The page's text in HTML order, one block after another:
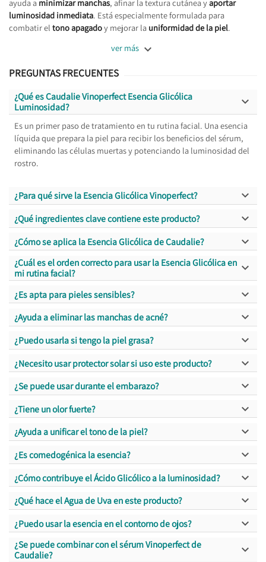
ayuda a minimizar manchas, afinar la textura cutánea yaportar
luminosidad inmediata. Está especialmente formulada para
combatir el tono apagadoy mejorar la uniformidad de la piel.
ver más 
PREGUNTAS FRECUENTES
¿Qué es Caudalie Vinoperfect Esencia Glicólica
Luminosidad?

Es un primer paso de tratamiento en tu rutina facial. Una esencia
líquida que prepara la piel para recibir los beneficios del sérum,
eliminando las células muertas y potenciando la luminosidad del
rostro.
¿Para qué sirve la Esencia Glicólica Vinoperfect? 
¿Qué ingredientes clave contiene este producto? 
¿Cómo se aplica la Esencia Glicólica de Caudalie? 
¿Cuál es el orden correcto para usar la Esencia Glicólica en
mi rutina facial?

¿Es apta para pieles sensibles? 
¿Ayuda a eliminar las manchas de acné? 
¿Puedo usarla si tengo la piel grasa? 
¿Necesito usar protector solar si uso este producto? 
¿Se puede usar durante el embarazo? 
¿Tiene un olor fuerte? 
¿Ayuda a unificar el tono de la piel? 
¿Es comedogénica la esencia? 
¿Cómo contribuye el Ácido Glicólico a la luminosidad? 
¿Qué hace el Agua de Uva en este producto? 
¿Puedo usar la esencia en el contorno de ojos? 
¿Se puede combinar con el sérum Vinoperfect de
Caudalie?
